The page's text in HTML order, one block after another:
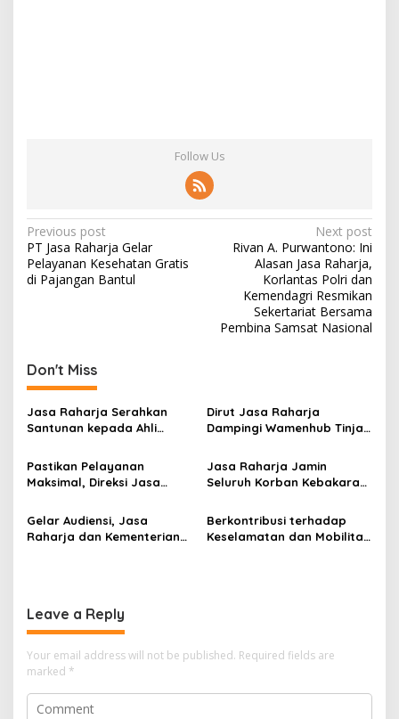
Follow Us
Post
navigation
Previous post
PT Jasa Raharja Gelar
Pelayanan Kesehatan Gratis
di Pajangan Bantul
Next post
Rivan A. Purwantono: Ini
Alasan Jasa Raharja,
Korlantas Polri dan
Kemendagri Resmikan
Sekertariat Bersama
Pembina Samsat Nasional
Don't Miss
Jasa Raharja Serahkan
Santunan kepada Ahli
KM Mutiara Sentosa II
Dirut Jasa Raharja
Dampingi Wamenhub Tinjau
Mutiara Sentosa II di RS
PHC Surabaya
Pastikan Pelayanan
Maksimal, Direksi Jasa
Kebakaran KM Mutiara
Sentosa II
Jasa Raharja Jamin
Seluruh Korban Kebakaran
Perairan Sumenep
Gelar Audiensi, Jasa
Raharja dan Kementerian
Berkontribusi terhadap
Keselamatan dan Mobilitas
Leave a Reply
Your email address will not be published. Required fields are
marked *